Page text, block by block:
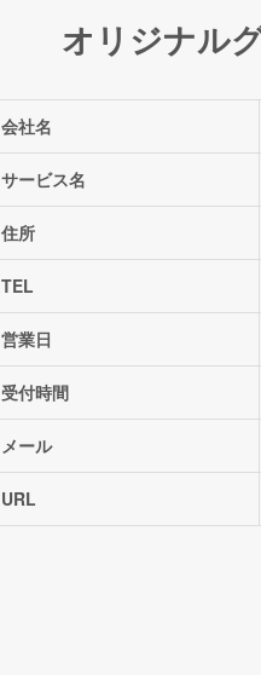
オリジナル
会社名
サービス名
住所
TEL
営業日
受付時間
メール
URL